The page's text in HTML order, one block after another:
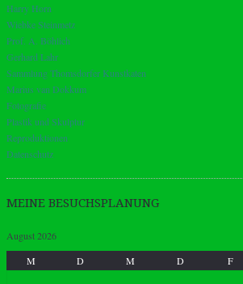
Harry Horn
Wiebke Steinmetz
Prof. A. Böhlich
Gerhard Lahr
Sammlung Thomsdorfer Kunstkaten
Marius van Dokkum
Fotografie
Plastik und Skulptur
Reproduktionen
Datenschutz
MEINE BESUCHSPLANUNG
August 2026
M
D M D F